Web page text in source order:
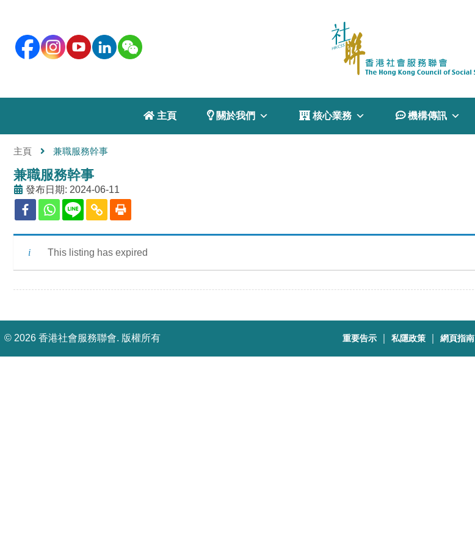
 主頁  關於我們  核心業務  機構傳訊
主頁 兼職服務幹事
兼職服務幹事
發布日期: 2024-06-11
This listing has expired
© 2026 香港社會服務聯會. 版權所有 重要告示 ｜私隱政策 ｜網頁指南